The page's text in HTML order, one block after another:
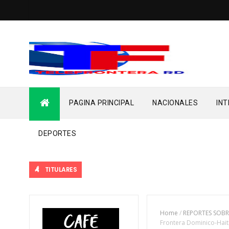
PAGINA PRINCIPAL NACIONALES
DEPORTES
TITULARES
Home / REPORTES
Frontera Dominico-